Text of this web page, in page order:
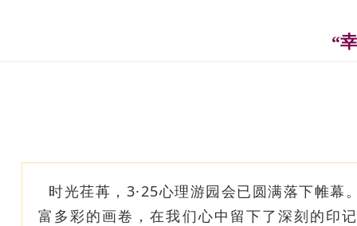
“
时光荏苒，3·25心理游园会已圆满落下帷幕
富多彩的画卷，在我们心中留下了深刻的印